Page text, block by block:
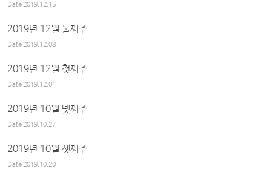
Date2019.12.15
2019년 12월 둘째주
Date2019.12.08
2019년 12월 첫째주
Date2019.12.01
2019년 10월 넷째주
Date2019.10.27
2019년 10월 셋째주
Date2019.10.20